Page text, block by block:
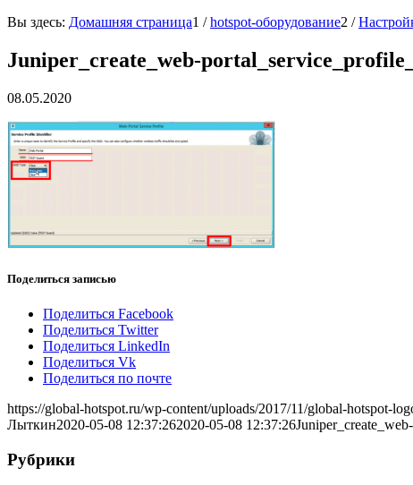
Вы здесь: Домашняя страница1 / hotspot-оборудование2 /
Juniper_create_web-
08.05.2020
Поделиться записью
Поделиться Facebook
Поделиться Twitter
Поделиться LinkedIn
Поделиться Vk
Поделиться по почте
https://global-hotspot.ru/wp-content/uploads/2017/11/global-hotspot-
Лыткин2020-05-08 12:37:262020-05-08 12:37:26
Рубрики